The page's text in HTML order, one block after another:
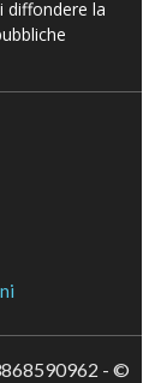
diffondere la
- ©